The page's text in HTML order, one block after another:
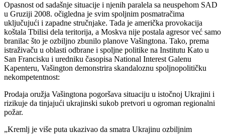
Opasnost od sadašnje situacije i njenih paralela sa neuspehom SAD
u Gruziji 2008. očigledna je svim spoljnim posmatračima
uključujući i zapadne stručnjake. Tada je američka provokacija
koštala Tbilisi dela teritorija, a Moskva nije postala agresor već samo
branilac što je ozbiljno zbunilo planove Vašingtona. Tako, prema
istraživaču u oblasti odbrane i spoljne politike na Institutu Kato u
San Francisku i uredniku časopisa National Interest Galenu
Kapenteru, Vašington demonstrira skandaloznu spoljnopolitičku
nekompetentnost:
Prodaja oružja Vašingtona pogoršava situaciju u istočnoj Ukrajini i
rizikuje da tinjajući ukrajinski sukob pretvori u ogroman regionalni
požar.
„Kremlj je više puta ukazivao da smatra Ukrajinu ozbiljnim